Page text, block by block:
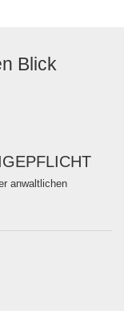
Blick
anwaltlichen